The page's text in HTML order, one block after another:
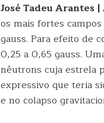
José Tadeu Arantes
os mais fortes
gauss. Para efeito de
0,25 a 0,65 gauss.
nêutrons cuja estrela
expressivo que teria
e no colapso